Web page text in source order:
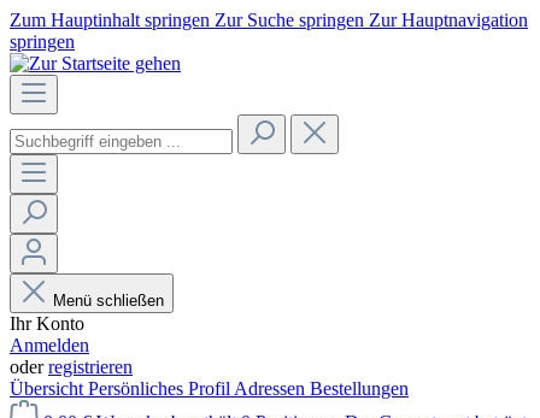
Zum Hauptinhalt springen Zur Suche springen Zur Hauptnavigation
springen
Menü schließen
Ihr Konto
Anmelden
oderregistrieren
Übersicht Persönliches Profil Adressen Bestellungen